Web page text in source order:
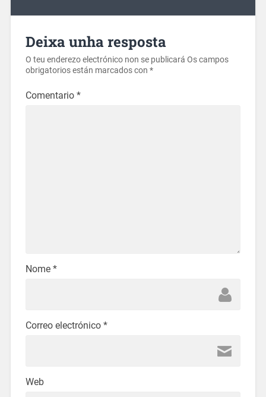
Deixa unha resposta
O teu enderezo electrónico non se publicará Os campos
obrigatorios están marcados con *
Comentario *
Nome *
Correo electrónico *
Web